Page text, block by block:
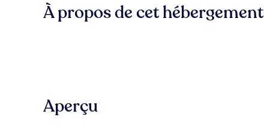
À propos de cet hébergement
Aperçu